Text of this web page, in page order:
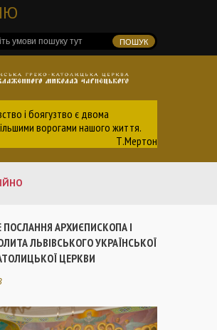
і боягузтво є двома
ворогами нашого життя.
Т.Мертон
ПОСЛАННЯ АРХИЄПИСКОПА І
ЛЬВІВСЬКОГО УКРАЇНСЬКОЇ
ЦЕРКВИ